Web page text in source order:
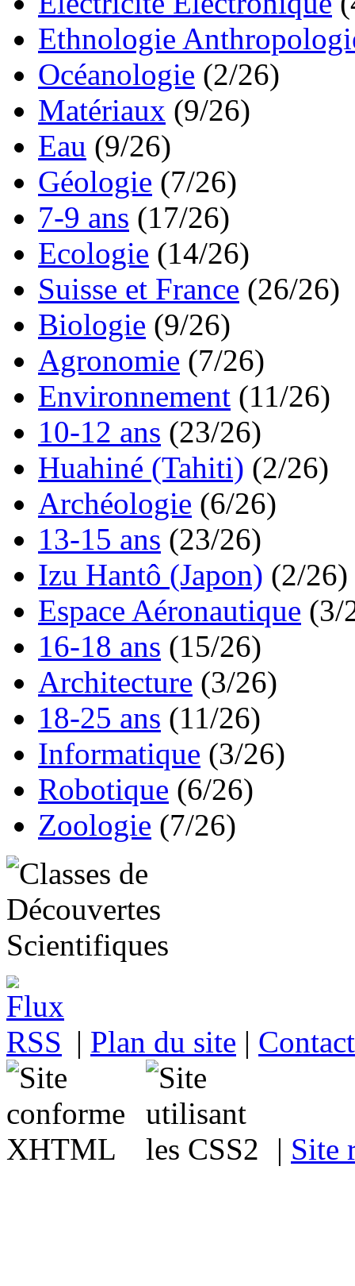
Ethnologie
Océanologie (2/26)
Matériaux (9/26)
Eau (9/26)
Géologie (7/26)
7-9 ans (17/26)
Ecologie (14/26)
Suisse et France (26/26)
Biologie (9/26)
Agronomie (7/26)
Environnement (11/26)
10-12 ans (23/26)
Huahiné (Tahiti) (2/26)
Archéologie (6/26)
13-15 ans (23/26)
Izu Hantô (Japon) (2/26)
Espace Aéronautique (3/
16-18 ans (15/26)
Architecture (3/26)
18-25 ans (11/26)
Informatique (3/26)
Robotique (6/26)
Zoologie (7/26)
| Plan du site |
| Site